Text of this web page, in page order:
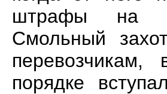
штрафы на
Смольный
порядке